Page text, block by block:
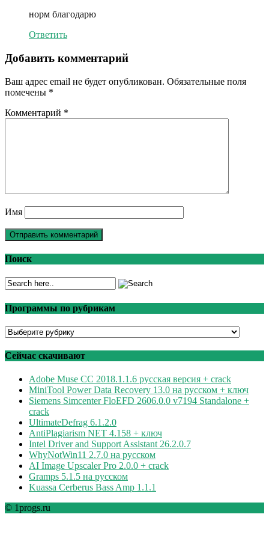
норм благодарю
Ответить
Добавить комментарий
Ваш адрес email не будет опубликован. Обязательные поля
помечены *
Комментарий *
Имя
Поиск
Программы по рубрикам
Программы
рубрикам
Сейчас скачивают
Adobe Muse CC 2018.1.1.6 русская версия + crack
MiniTool Power Data Recovery 13.0 на русском + ключ
Siemens Simcenter FloEFD 2606.0.0 v7194 Standalone +
crack
UltimateDefrag 6.1.2.0
AntiPlagiarism NET 4.158 + ключ
Intel Driver and Support Assistant 26.2.0.7
WhyNotWin11 2.7.0 на русском
AI Image Upscaler Pro 2.0.0 + crack
Gramps 5.1.5 на русском
Kuassa Cerberus Bass Amp 1.1.1
© 1progs.ru